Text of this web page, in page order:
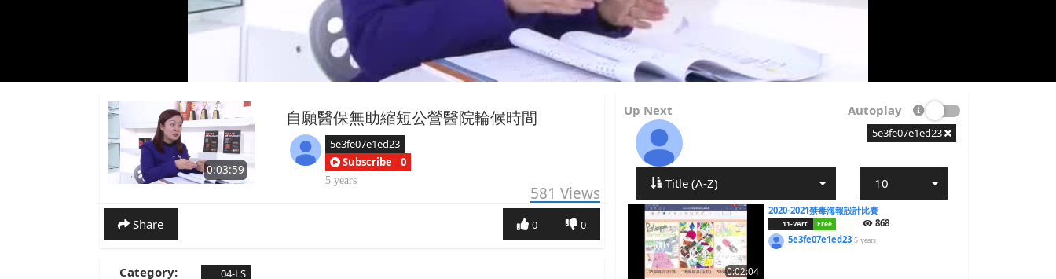
0:03:59
自願醫保無助縮短公營醫院輪候時間
5e3fe07e1ed23
Subscribe
0
5 years
581 Views
Share 0
0
Category: 04-LS
Up Next Autoplay
5e3fe07e1ed23
Title (A-Z) 10
0:02:04
2020-2021禁毒海報設計比賽
11-VArt Free
868
5e3fe07e1ed235 years